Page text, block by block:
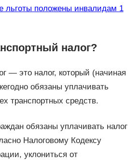
льготы положены инвалидам 1
налог?
— это налог, который (начиная
обязаны уплачивать
транспортных средств.
обязаны уплачивать налог
Налоговому Кодексу
уклониться от